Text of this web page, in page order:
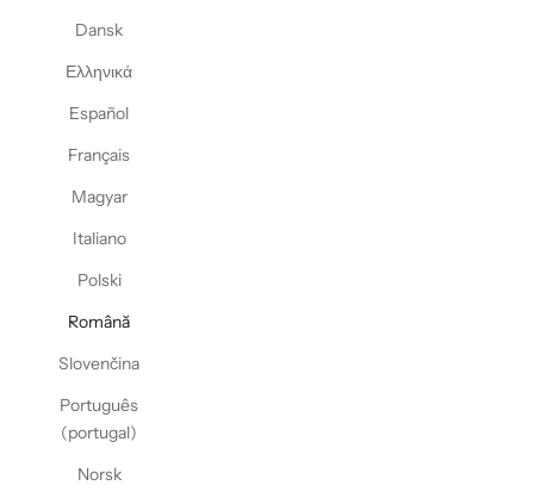
Dansk
Ελληνικά
Español
Français
Magyar
Italiano
Polski
Română
Slovenčina
Português
(portugal)
Norsk